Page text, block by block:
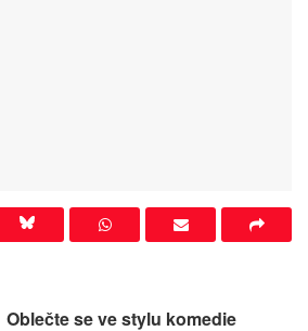
Oblečte se ve stylu komedie